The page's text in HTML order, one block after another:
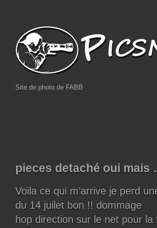
Site de photo de FABB
pieces detaché oui mais
Voila ce qui m’arrive je perd
du 14 juilet bon !! dommage
hop direction sur le net pour